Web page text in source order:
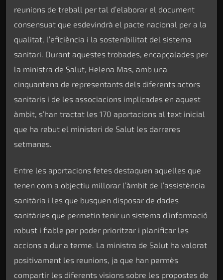
reunions de treball per tal d’elaborar el document
consensuat que esdevindrà el pacte nacional per a la
qualitat, l’eficiència i la sostenibilitat del sistema
sanitari. Durant aquestes trobades, encapçalades per
la ministra de Salut, Helena Mas, amb una
cinquantena de representants dels diferents actors
sanitaris i de les associacions implicades en aquest
àmbit, s’han tractat les 170 aportacions al text inicial
que ha rebut el ministeri de Salut les darreres
setmanes.
Entre les aportacions fetes destaquen aquelles que
tenen com a objectiu millorar l’àmbit de l’assistència
sanitària i les que busquen disposar de dades
sanitàries que permetin tenir un sistema d’informació
robust i fiable per poder prioritzar i planificar les
accions a dur a terme. La ministra de Salut ha valorat
positivament les reunions, ja que han permès
compartir les diferents visions sobre les propostes de